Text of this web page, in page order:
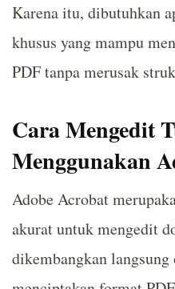
Karena itu, dibutuhkan
khusus yang mampu
PDF tanpa merusak
Cara Mengedit
Menggunakan
Adobe Acrobat
akurat untuk mengedit
dikembangkan langsung